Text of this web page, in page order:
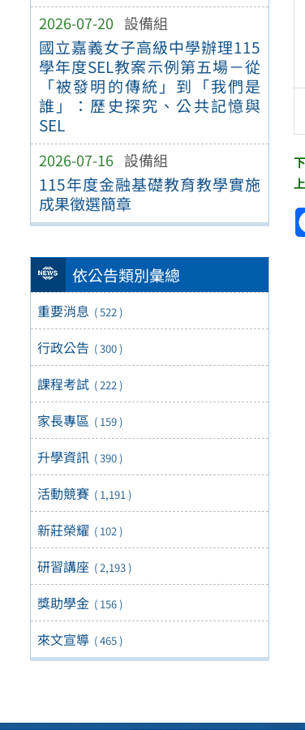
2026-07-20 設備組
國立嘉義女子高級中學辦理115
學年度SEL教案示例第五場－從
「被發明的傳統」到「我們是
誰」：歷史探究、公共記憶與
SEL
2026-07-16 設備組
115年度金融基礎教育教學實施
成果徵選簡章
依公告類別彙總
重要消息 ( 522 )
行政公告 ( 300 )
課程考試 ( 222 )
家長專區 ( 159 )
升學資訊 ( 390 )
活動競賽 ( 1,191 )
新莊榮耀 ( 102 )
研習講座 ( 2,193 )
獎助學金 ( 156 )
來文宣導 ( 465 )